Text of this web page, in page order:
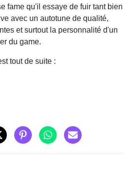
fame qu'il essaye de fuir tant bien
avec un autotune de qualité,
et surtout la personnalité d'un
du game.
tout de suite :